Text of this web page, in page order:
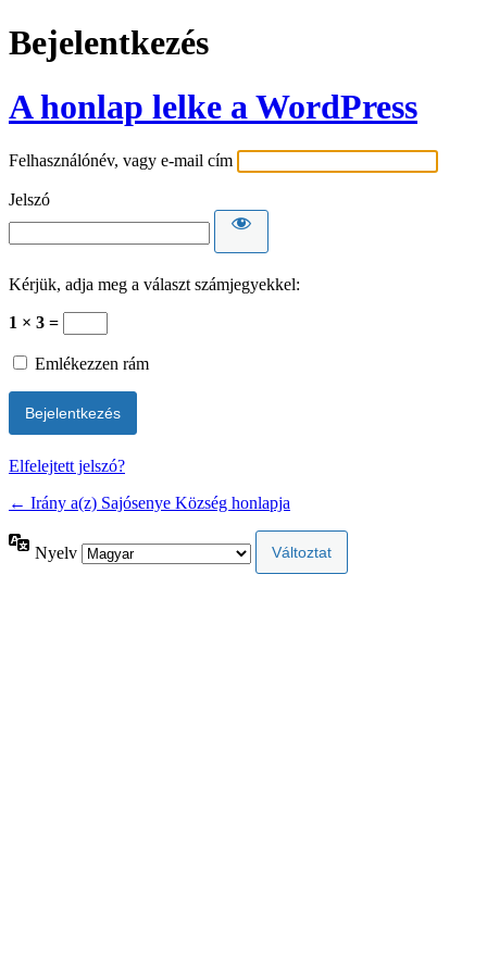
Bejelentkezés
A honlap lelke a WordPress
Felhasználónév, vagy e-mail cím
Jelszó
Kérjük, adja meg a választ számjegyekkel:
1 × 3 =
Emlékezzen rám
Elfelejtett jelszó?
← Irány a(z) Sajósenye Község honlapja
Nyelv